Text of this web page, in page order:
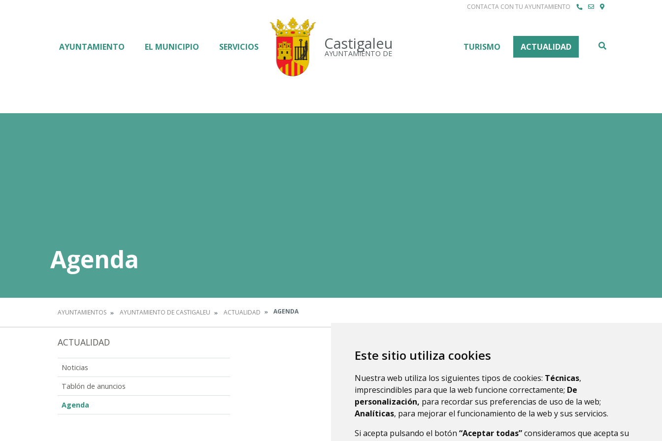
Este sitio utiliza cookies
Nuestra web utiliza los siguientes tipos de cookies: Técnicas,
imprescindibles para que la web funcione correctamente; De
personalización, para recordar sus preferencias de uso de la web;
Analíticas, para mejorar el funcionamiento de la web y sus servicios.
Si acepta pulsando el botón “Aceptar todas”consideramos que acepta su
CONTACTA CON TU AYUNTAMIENTO
Castigaleu
AYUNTAMIENTO DE
AYUNTAMIENTO EL MUNICIPIO SERVICIOS TURISMO ACTUALIDAD
Agenda
AYUNTAMIENTOS AYUNTAMIENTO DE CASTIGALEU ACTUALIDAD AGENDA
ACTUALIDAD
Noticias
Tablón de anuncios
Agenda